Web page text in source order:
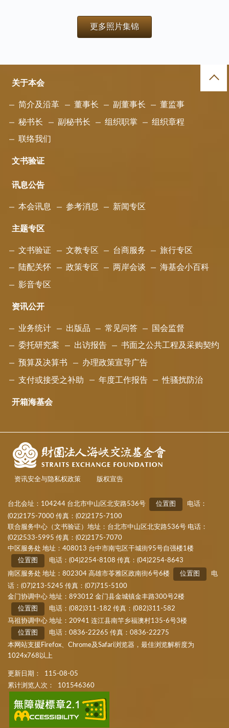
关于本会
简介及沿革 董事长 副董事长 董监事
秘书长 副秘书长 组织职掌 组织章程
联络我们
文书验证
讯息公告
本会讯息 参考消息 新闻专区
主题专区
文书验证 文教专区 台商服务 旅行专区
陆配关怀 政策专区 两岸会谈 海基会小百科
影音专区
资讯公开
业务统计 出版品 常见问答 国会监督
委托研究案 出访报告 书面之公共工程及采购契约
预算及决算书 办理政策宣导广告
支付或接受之补助 年度工作报告 性骚扰防治
开箱海基会
资讯安全与隐私权政策 版权宣告
台北会址：104244 台北市中山区北安路536号 位置图
电话：
(02)2175-7000 传真：(02)2175-7100
联合服务中心（文书验证）地址：台北市中山区北安路536号 电话：
(02)2533-5995 传真：(02)2175-7070
中区服务处 地址：408013 台中市南屯区干城街95号自强楼1楼
位置图
电话：(04)2254-8108 传真：(04)2254-8643
南区服务处 地址：802304 高雄市苓雅区政南街6号6楼
位置图
电
话：(07)213-5245 传真：(07)715-5100
金门协调中心 地址：893012 金门县金城镇金丰路300号2楼
位置图
电话：(082)311-182 传真：(082)311-582
马祖协调中心 地址：20941 连江县南竿乡福澳村135-6号3楼
位置图
电话：0836-22265 传真：0836-22275
本网站支援Firefox、Chrome及Safari浏览器，最佳浏览解析度为
1024x768以上
更新日期：
115-08-05
累计浏览人次：
101546360